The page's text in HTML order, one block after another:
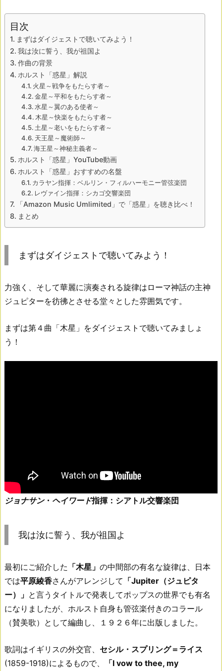
目次
まずはダイジェストで聴いてみよう！
我は汝に誓う、我が祖国よ
作曲の背景
ホルスト「惑星」解説
火星～戦争をもたらす者～
金星～平和をもたらす者～
水星～翼のある使者～
木星～快楽をもたらす者～
土星～老いをもたらす者～
天王星～魔術師～
海王星～神秘主義者～
ホルスト「惑星」YouTube動画
ホルスト「惑星」おすすめの名盤
カラヤン指揮：ベルリン・フィルハーモニー管弦楽団
レヴァイン指揮：シカゴ交響楽団
「Amazon Music Umlimited」で「惑星」を聴き比べ！
まとめ
まずはダイジェストで聴いてみよう！
力強く、そして華麗に演奏される旋律はローマ神話の主神
ジュピターを彷彿とさせる堂々とした雰囲気です。
まずは第４曲「木星」をダイジェストで聴いてみましょ
う！
ジョナサン・ ヘイワード指揮：シアトル交響楽団
我は汝に誓う、我が祖国よ
最初にご紹介した 「木星」 の中間部の有名な旋律は、日本
では平原綾香さんがアレンジして 「Jupiter（ジュピタ
ー）」 と言うタイトルで発表してポップスの世界でも有名
になりましたが、ホルスト自身も管弦楽付きのコラール
（賛美歌）として編曲し、１９２６年に出版しました。
歌詞はイギリスの外交官、 セシル・スプリング＝ライス
(1859-1918)によるもので、
「I vow to thee, my